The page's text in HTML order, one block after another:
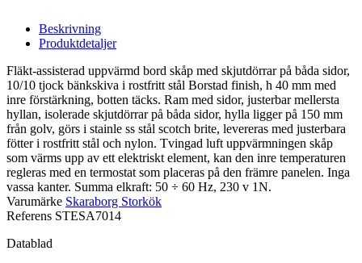
Beskrivning
Produktdetaljer
Fläkt-assisterad uppvärmd bord skåp med skjutdörrar på båda sidor,
10/10 tjock bänkskiva i rostfritt stål Borstad finish, h 40 mm med
inre förstärkning, botten täcks. Ram med sidor, justerbar mellersta
hyllan, isolerade skjutdörrar på båda sidor, hylla ligger på 150 mm
från golv, görs i stainle ss stål scotch brite, levereras med justerbara
fötter i rostfritt stål och nylon. Tvingad luft uppvärmningen skåp
som värms upp av ett elektriskt element, kan den inre temperaturen
regleras med en termostat som placeras på den främre panelen. Inga
vassa kanter. Summa elkraft: 50 ÷ 60 Hz, 230 v 1N.
Varumärke Skaraborg Storkök
Referens STESA7014
Datablad